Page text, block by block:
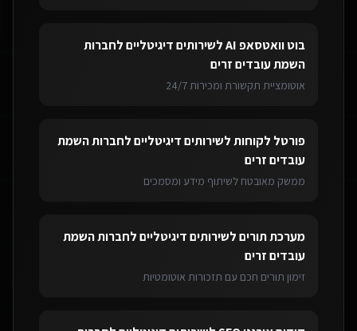
בוט וואטסאפ AI לשירותים דיגיטליים לחברות
השמת עובדים זרים
אוטומציית תקשורת ומכירות 24/7
פורטל לקוחותלשירותים דיגיטליים לחברות השמת
עובדים זרים
ממשק מאובטח לשיתוף מידע ומסמכים
מערכת תוריםלשירותים דיגיטליים לחברות השמת
עובדים זרים
זימון תורים חכם עם תזכורות אוטומטיות